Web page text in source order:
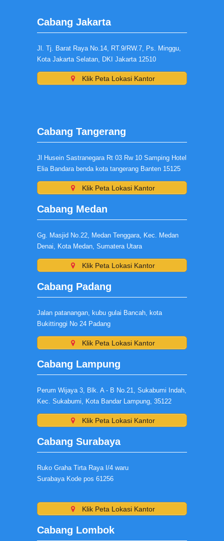
Cabang Jakarta
Jl. Tj. Barat Raya No.14, RT.9/RW.7, Ps. Minggu,
Kota Jakarta Selatan, DKI Jakarta 12510
Klik Peta Lokasi Kantor
Cabang Tangerang
Jl Husein Sastranegara Rt 03 Rw 10 Samping Hotel
Elia Bandara benda kota tangerang Banten 15125
Klik Peta Lokasi Kantor
Cabang Medan
Gg. Masjid No.22, Medan Tenggara, Kec. Medan
Denai, Kota Medan, Sumatera Utara
Klik Peta Lokasi Kantor
Cabang Padang
Jalan patanangan, kubu gulai Bancah, kota
Bukittinggi No 24 Padang
Klik Peta Lokasi Kantor
Cabang Lampung
Perum Wijaya 3, Blk. A - B No.21, Sukabumi Indah,
Kec. Sukabumi, Kota Bandar Lampung, 35122
Klik Peta Lokasi Kantor
Cabang Surabaya
Ruko Graha Tirta Raya I/4 waru
Surabaya Kode pos 61256
Klik Peta Lokasi Kantor
Cabang Lombok